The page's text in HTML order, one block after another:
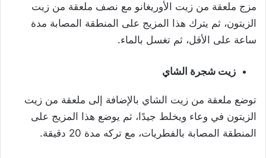
مزج ملعقة من زيت الأوريغانو مع نصف ملعقة من زيت
الزيتون، ثم يترك هذا المزيج على المنطقة المصابة مدة
ساعة على الأقل، ثم تغسل بالماء.
زيت شجرة الشاي
توضع ملعقة من زيت الشاي بالإضافة إلى ملعقة من زيت
الزيتون في وعاء ويخلط جيدًا، ثم يوضع هذا المزيج على
المنطقة المصابة بالفطريات، مع تركه مدة 20 دقيقة.